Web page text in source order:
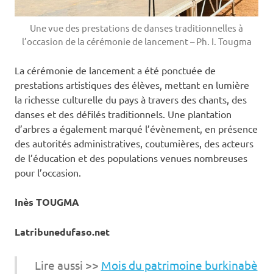
Une vue des prestations de danses traditionnelles à
l’occasion de la cérémonie de lancement – Ph. I. Tougma
La cérémonie de lancement a été ponctuée de
prestations artistiques des élèves, mettant en lumière
la richesse culturelle du pays à travers des chants, des
danses et des défilés traditionnels. Une plantation
d’arbres a également marqué l’évènement, en présence
des autorités administratives, coutumières, des acteurs
de l’éducation et des populations venues nombreuses
pour l’occasion.
Inès TOUGMA
Latribunedufaso.net
Lire aussi >> Mois du patrimoine burkinabè